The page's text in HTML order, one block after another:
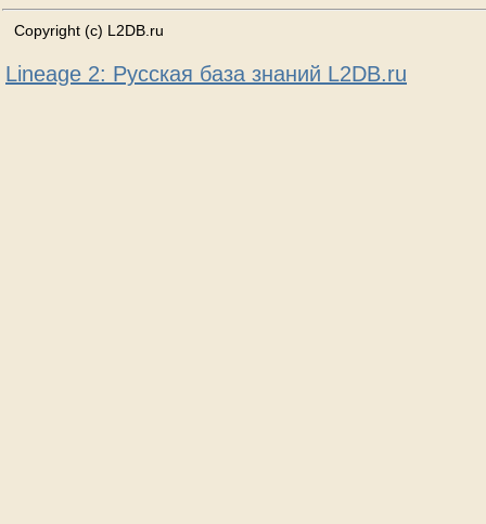
Copyright (c) L2DB.ru
Lineage 2: Русская база знаний L2DB.ru